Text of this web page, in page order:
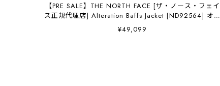
【PRE SALE】THE NORTH FACE [ザ・ノース・フェイ
ス正規代理店] Alteration Baffs Jacket [ND92564] オル
タレーションバフズジャケット（ユニセックス）・ダウ
ンジャケット・保温・はっ水・キャンプ・焚き火・アウ
¥49,099